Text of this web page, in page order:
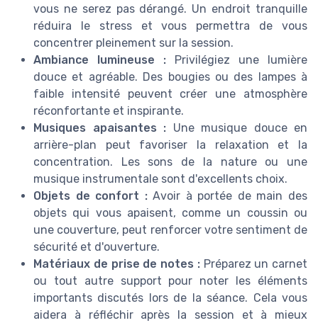
vous ne serez pas dérangé. Un endroit tranquille
réduira le stress et vous permettra de vous
concentrer pleinement sur la session.
Ambiance lumineuse : Privilégiez une lumière
douce et agréable. Des bougies ou des lampes à
faible intensité peuvent créer une atmosphère
réconfortante et inspirante.
Musiques apaisantes : Une musique douce en
arrière-plan peut favoriser la relaxation et la
concentration. Les sons de la nature ou une
musique instrumentale sont d'excellents choix.
Objets de confort :Avoir à portée de main des
objets qui vous apaisent, comme un coussin ou
une couverture, peut renforcer votre sentiment de
sécurité et d'ouverture.
Matériaux de prise de notes :Préparez un carnet
ou tout autre support pour noter les éléments
importants discutés lors de la séance. Cela vous
aidera à réfléchir après la session et à mieux